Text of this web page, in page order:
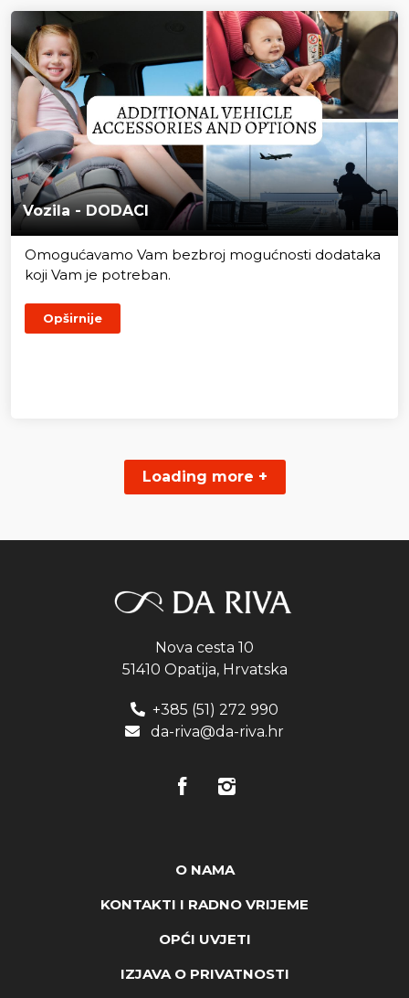
Vozila - DODACI
Omogućavamo Vam bezbroj mogućnosti dodataka
koji Vam je potreban.
Opširnije
Loading more +
Nova cesta 10
51410 Opatija, Hrvatska
+385 (51) 272 990
da-riva@da-riva.hr
O NAMA
KONTAKTI I RADNO VRIJEME
OPĆI UVJETI
IZJAVA O PRIVATNOSTI